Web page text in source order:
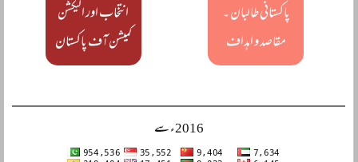
پاکستانی طالبان ۔
مقاصد و اہداف
انتخاب اور الیکشن
کمیشن آف پاکستان
2016ء سے